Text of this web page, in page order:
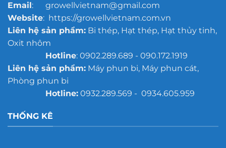
Email: growellvietnam@gmail.com
Website: https://growellvietnam.com.vn
Liên hệ sản phẩm:Bi thép, Hạt thép, Hạt thủy tinh,
Oxit nhôm
Hotline: 0902.289.689 - 090.172.1919
Liên hệ sản phẩm:Máy phun bi, Máy phun cát,
Phòng phun bi
Hotline:0932.289.569 - 0934.605.959
THỐNG KÊ